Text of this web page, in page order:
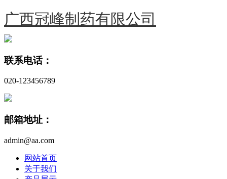
广西冠峰制药有限公司
联系电话：
020-123456789
邮箱地址：
admin@aa.com
网站首页
关于我们